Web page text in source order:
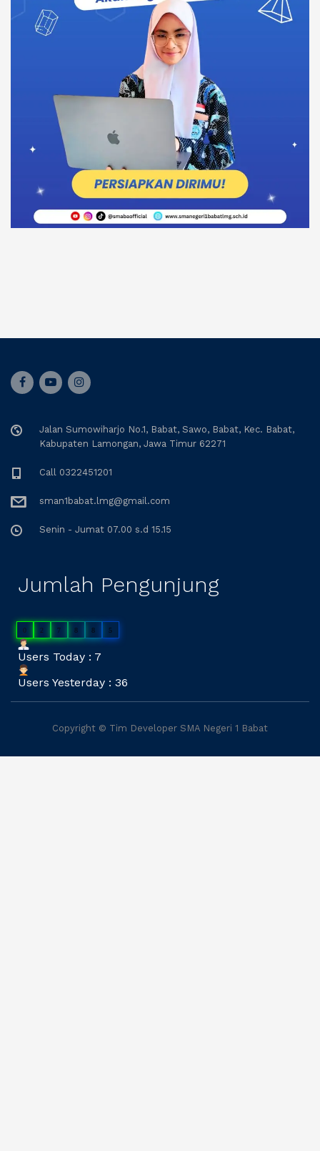
Jalan Sumowiharjo No.1, Babat, Sawo, Babat, Kec. Babat,
Kabupaten Lamongan, Jawa Timur 62271
Call 0322451201
sman1babat.lmg@gmail.com
Senin - Jumat 07.00 s.d 15.15
Jumlah Pengunjung
0 2 7 8 8 5
Users Today : 7
Users Yesterday : 36
Copyright © Tim Developer SMA Negeri 1 Babat